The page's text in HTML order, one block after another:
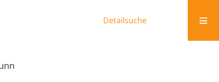
Detailsuche